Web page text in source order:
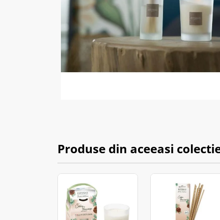
Produse din aceeasi